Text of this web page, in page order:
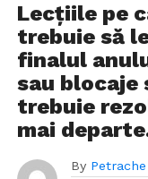
Lecțiile pe
trebuie să
finalul
sau
trebuie
mai
By